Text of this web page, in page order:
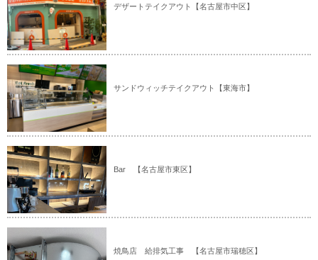
デザートテイクアウト【名古屋市中区】
サンドウィッチテイクアウト【東海市】
Bar 【名古屋市東区】
焼鳥店 給排気工事 【名古屋市瑞穂区】